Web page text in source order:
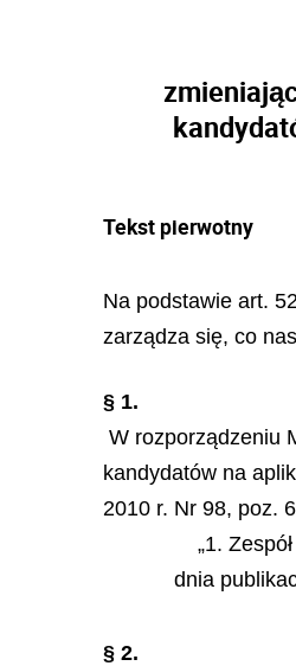
Tekst pierwotny
Na podstawie art.
zarządza się, co
§ 1.
W rozporządzeniu
kandydatów na
2010 r. Nr 98, poz.
„1.
dnia
§ 2.